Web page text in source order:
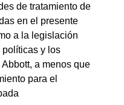
de tratamiento de
en el presente
a la legislación
y los
a menos que
para el